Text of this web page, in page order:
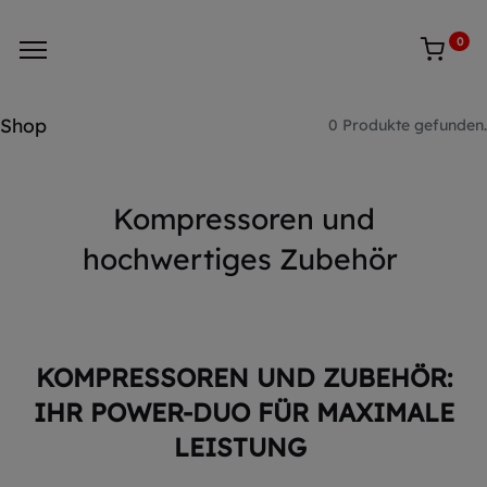
0
Shop 0 Produkte gefunden.
Kompressoren und
hochwertiges Zubehör
KOMPRESSOREN UND ZUBEHÖR:
IHR POWER-DUO FÜR MAXIMALE
LEISTUNG